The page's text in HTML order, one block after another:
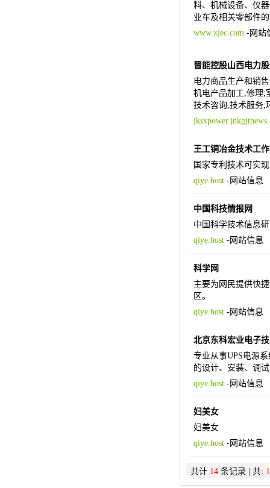
料、机械设备、仪
业车及相关零部件
www.xjec.com-网站
晋能控股山西电力
电力商品生产和销
机电产品加工,修理;
技术咨询,技术服务;
王工铜冶金技术工
国家专利技术可实
qiye.host-网站信息
中国科技情报网
中国科学技术信息
qiye.host-网站信息
科学网
主要为网民提供快
区。
qiye.host-网站信息
北京东科宏业电子
专业从事UPS电源
的设计、安装、调
qiye.host-网站信息
妇美女
妇美女
qiye.host-网站信息
共计 14条记录 | 共: 1